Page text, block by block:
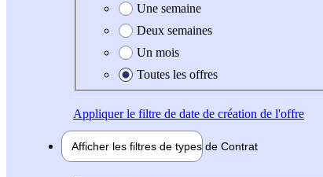
Une semaine
Deux semaines
Un mois
Toutes les offres
Appliquerle filtre de date de création de l'offre
Afficher les filtres de types de Contrat